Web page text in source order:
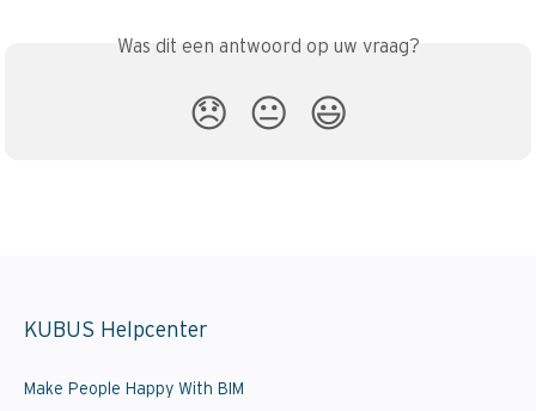
Was dit een antwoord op uw vraag?
😞 😐 😃
KUBUS Helpcenter
Make People Happy With BIM